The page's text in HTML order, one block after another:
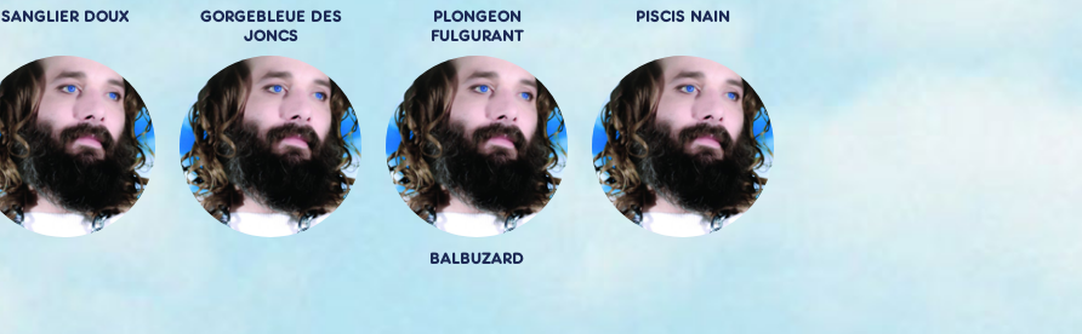
SANGLIER DOUX
GORGEBLEUE DES
JONCS
PLONGEON
FULGURANT
PISCIS NAIN
BALBUZARD